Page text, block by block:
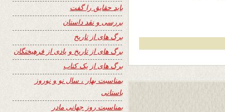
باید حقایق را گفت
بررسی و نقد داستان
برگ های از تاریخ
برگ های از تاریخ و یادی از فرهیختگان
برگ های از یک کتاب
بمناسبت بهار ، سال نو و نوروز
باستانی
بمناسبت روز جهانی مادر